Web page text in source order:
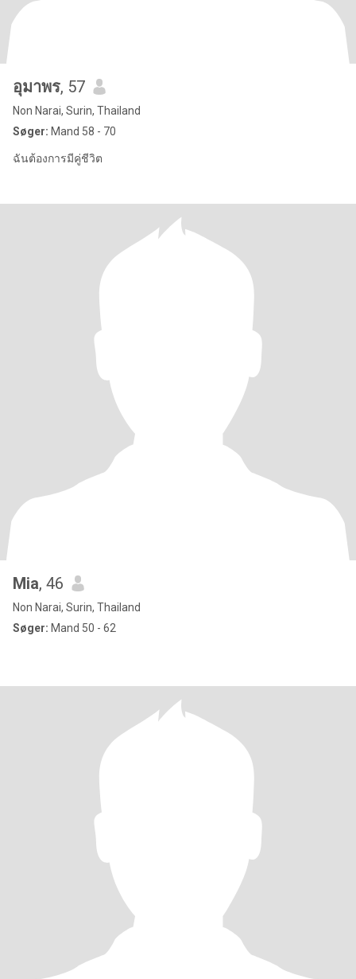
อุมาพร, 57
Non Narai, Surin, Thailand
Søger: Mand 58 - 70
ฉันต้องการมีคู่ชีวิต
Mia, 46
Non Narai, Surin, Thailand
Søger: Mand 50 - 62